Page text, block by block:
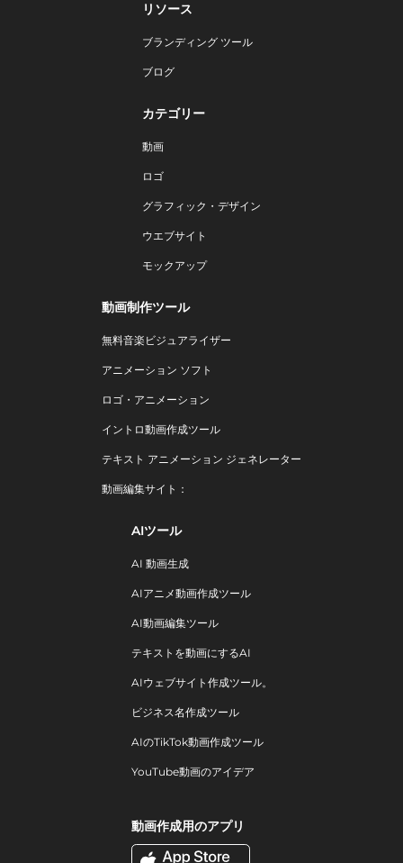
リソース
ブランディング ツール
ブログ
カテゴリー
動画
ロゴ
グラフィック・デザイン
ウエブサイト
モックアップ
動画制作ツール
無料音楽ビジュアライザー
アニメーション ソフト
ロゴ・アニメーション
イントロ動画作成ツール
テキスト アニメーション ジェネレーター
動画編集サイト：
AIツール
AI 動画生成
AIアニメ動画作成ツール
AI動画編集ツール
テキストを動画にするAI
AIウェブサイト作成ツール。
ビジネス名作成ツール
AIのTikTok動画作成ツール
YouTube動画のアイデア
動画作成用のアプリ